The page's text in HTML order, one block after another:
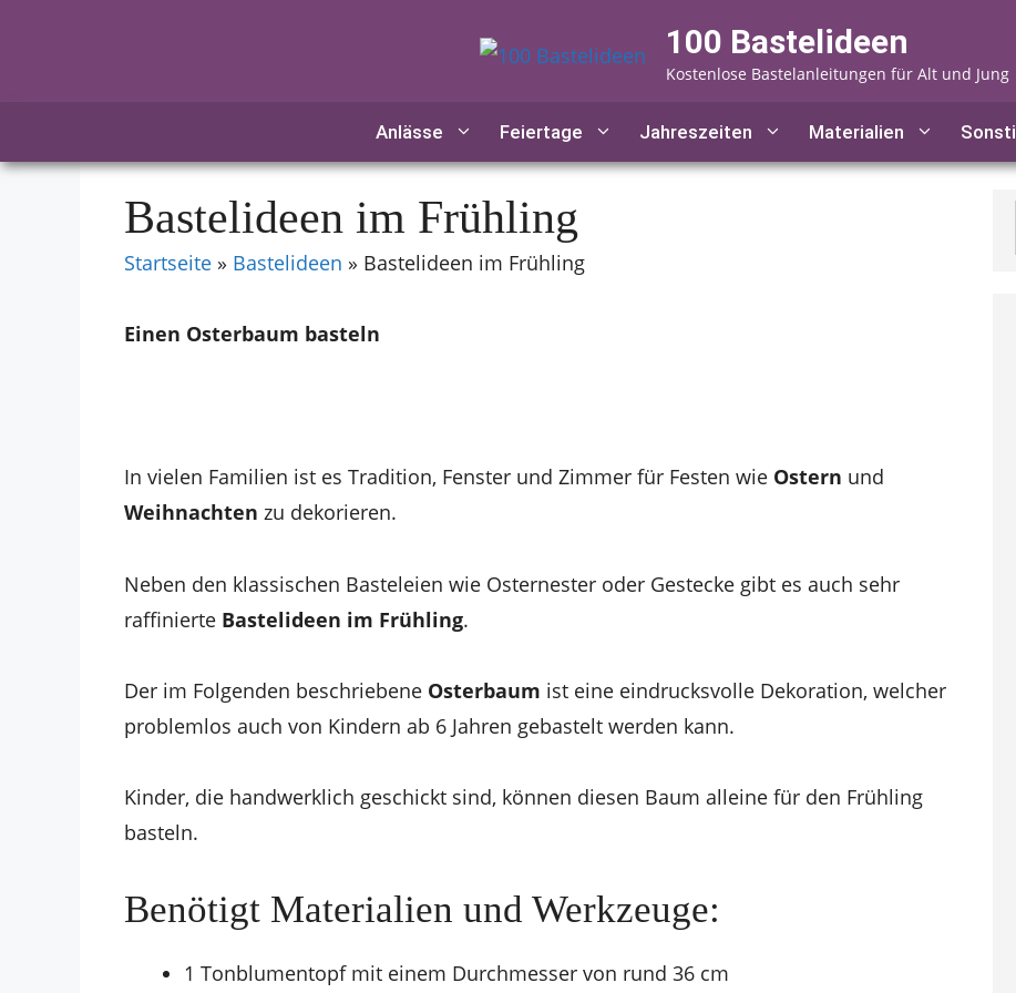
100 Bastelideen
Kostenlose Bastelanleitungen für Alt und Jung
Anlässe Feiertage Jahreszeiten Materialien
Bastelideen im Frühling
Startseite » Bastelideen » Bastelideen im Frühling
Einen Osterbaum basteln
In vielen Familien ist es Tradition, Fenster und Zimmer für Festen wie Ostern und
Weihnachten zu dekorieren.
Neben den klassischen Basteleien wie Osternester oder Gestecke gibt es auch sehr
raffinierte Bastelideen im Frühling.
Der im Folgenden beschriebene Osterbaum ist eine eindrucksvolle Dekoration, welcher
problemlos auch von Kindern ab 6 Jahren gebastelt werden kann.
Kinder, die handwerklich geschickt sind, können diesen Baum alleine für den Frühling
basteln.
Benötigt Materialien und Werkzeuge:
1 Tonblumentopf mit einem Durchmesser von rund 36 cm